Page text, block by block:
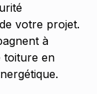
votre projet.
à
toiture en